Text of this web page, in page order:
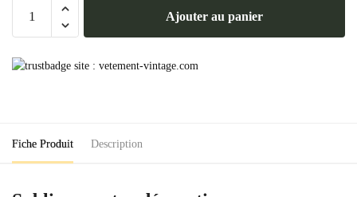
Murale
Ajouter au panier
Fiche Produit Description